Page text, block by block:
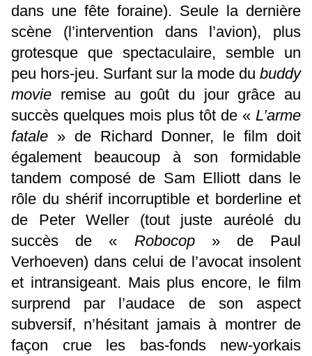
dans une fête foraine). Seule la dernière
scène (l’intervention dans l’avion), plus
grotesque que spectaculaire, semble un
peu hors-jeu. Surfant sur la mode du buddy
movie remise au goût du jour grâce au
succès quelques mois plus tôt de « L’arme
fatale » de Richard Donner, le film doit
également beaucoup à son formidable
tandem composé de Sam Elliott dans le
rôle du shérif incorruptible et borderline et
de Peter Weller (tout juste auréolé du
succès de « Robocop » de Paul
Verhoeven) dans celui de l’avocat insolent
et intransigeant. Mais plus encore, le film
surprend par l’audace de son aspect
subversif, n’hésitant jamais à montrer de
façon crue les bas-fonds new-yorkais